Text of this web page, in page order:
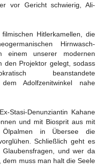
vor Gericht schwierig, Ali-
Hitlerkamellen, die
Hirnwasch-
einem unserer modernen
den Projektor gelegt, sodass
beanstandete
Adolfzenitwinkel nahe
Stasi-Denunziantin Kahane
und mit Biosprit aus mit
Ölpalmen in Übersee die
Schließlich geht es
und wer da
dem muss man halt die Seele